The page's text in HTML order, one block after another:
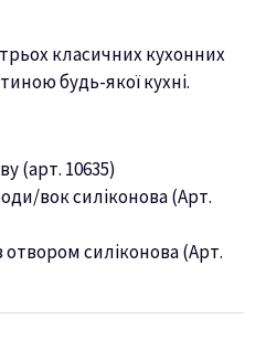
трьох класичних кухонних
будь-якої кухні.
(арт. 10635)
вок силіконова (Арт.
отвором силіконова (Арт.